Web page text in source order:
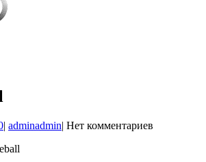
| adminadmin| Нет комментариев